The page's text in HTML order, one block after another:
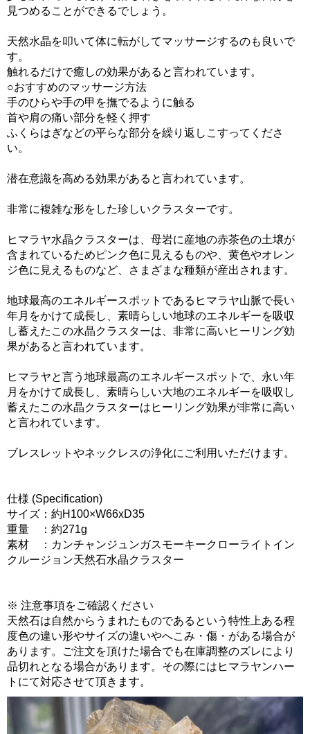
見つめることができるでしょう。
天然水晶を叩いて体に転がしてマッサージするのも良いで
す。
触れるだけで癒しの効果があると言われています。
○おすすめのマッサージ方法
手のひらや手の甲を撫でるように触る
首や肩の痛い部分を軽く押す
ふくらはぎなどの平らな部分を繰り返しこすってくださ
い。
潜在意識を高める効果があると言われています。
非常に複雑な形をした珍しいクラスターです。
ヒマラヤ水晶クラスターは、母岩に産地の赤茶色の土壌が
含まれているためピンク色に見えるものや、黄色やオレン
ジ色に見えるものなど、さまざまな種類が産出されます。
地球最高のエネルギースポットであるヒマラヤ山脈で長い
年月をかけて成長し、素晴らしい地球のエネルギーを吸収
し蓄えたこの水晶クラスターは、非常に高いヒーリング効
果があると言われています。
ヒマラヤと言う地球最高のエネルギースポットで、永い年
月をかけて成長し、素晴らしい大地のエネルギーを吸収し
蓄えたこの水晶クラスターはヒーリング効果が非常に高い
と言われています。
ブレスレットやネックレスの浄化にご利用いただけます。
仕様 (Specification)
サイズ：約H100×W66xD35
重量 ：約271g
素材 ：カンチャンジュンガスモーキークローライトイン
クルージョン天然石水晶クラスター
※ 注意事項をご確認ください
天然石は自然からうまれたものであるという特性上ある程
度色の違い形やサイズの違いやへこみ・傷・がある場合が
あります。ご注文を頂けた場合でも在庫調整のズレにより
品切れとなる場合があります。その際にはヒマラヤンハー
トにて対応させて頂きます。